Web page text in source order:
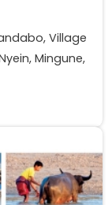
Village
Mingune,